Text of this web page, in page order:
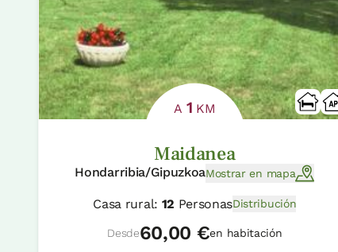
A 1 KM
Maidanea
Hondarribia/GipuzkoaMostrar en mapa
Casa rural: 12 PersonasDistribución
Desde60,00 €en habitación